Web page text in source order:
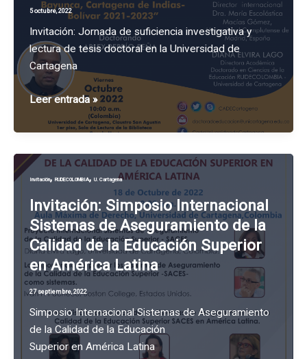
5 octubre, 2022
Invitación: Jornada de suficiencia investigativa y
lectura de tesis doctoral en la Universidad de
Cartagena
Invitación:
de
investigativa
y
lectura
de
tesis
doctoral
en
la
Cartagena
Leer entrada »
Invitación,RUDECOLOMBIA,U. Cartagena
Invitación: Simposio Internacional
Sistemas de Aseguramiento de la
Calidad de la Educación Superior
en América Latina
27 septiembre, 2022
Simposio Internacional Sistemas de Aseguramiento
de la Calidad de la Educación
Superior en América Latina